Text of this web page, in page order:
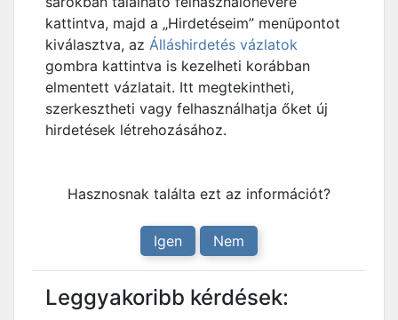
kattintva, majd a „Hirdetéseim” menüpontot
kiválasztva, az Álláshirdetés vázlatok
gombra kattintva is kezelheti korábban
elmentett vázlatait. Itt megtekintheti,
szerkesztheti vagy felhasználhatja őket új
hirdetések létrehozásához.
Hasznosnak találta ezt az információt?
Igen Nem
Leggyakoribb kérdések: